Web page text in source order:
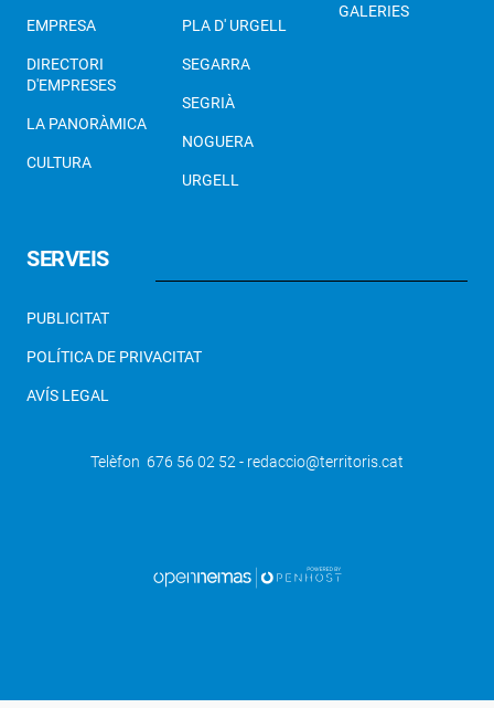
EMPRESA
DIRECTORI
D'EMPRESES
LA PANORÀMICA
CULTURA
PLA D' URGELL
SEGARRA
SEGRIÀ
NOGUERA
URGELL
GALERIES
SERVEIS
PUBLICITAT
POLÍTICA DE PRIVACITAT
AVÍS LEGAL
Telèfon 676 56 02 52 - redaccio@territoris.cat